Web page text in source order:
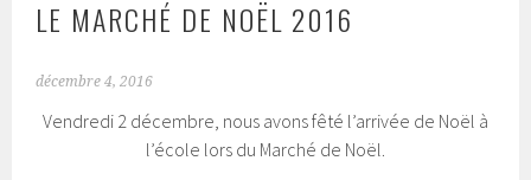
LE MARCHÉ DE NOËL 2016
décembre 4, 2016
Vendredi 2 décembre, nous avons fêté l’arrivée de Noël à
l’école lors du Marché de Noël.